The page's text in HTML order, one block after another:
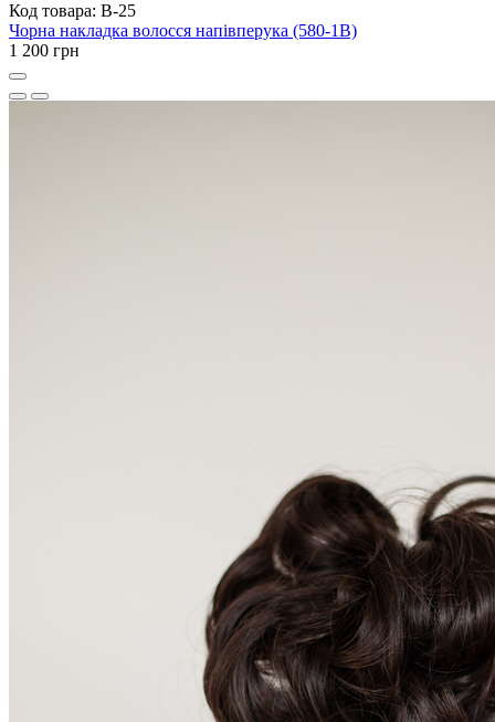
Код товара: B-25
Чорна накладка волосся напівперука (580-1В)
1 200 грн